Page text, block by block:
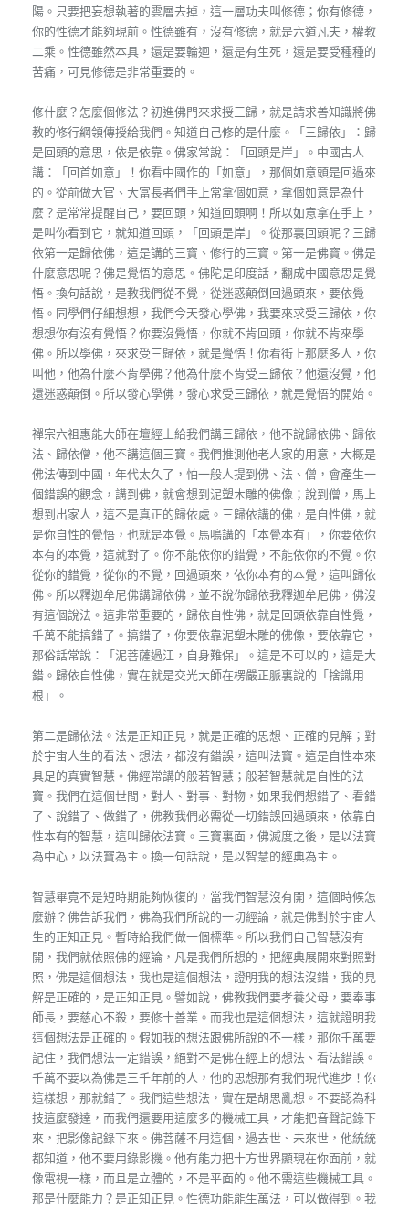
陽。只要把妄想執著的雲層去掉，這一層功夫叫修德；你有修德，
你的性德才能夠現前。性德雖有，沒有修德，就是六道凡夫，權教
二乘。性德雖然本具，還是要輪迴，還是有生死，還是要受種種的
苦痛，可見修德是非常重要的。
修什麼？怎麼個修法？初進佛門來求授三歸，就是請求善知識將佛
教的修行綱領傳授給我們。知道自己修的是什麼。「三歸依」：歸
是回頭的意思，依是依靠。佛家常說：「回頭是岸」。中國古人
講：「回首如意」！你看中國作的「如意」，那個如意頭是回過來
的。從前做大官、大富長者們手上常拿個如意，拿個如意是為什
麼？是常常提醒自己，要回頭，知道回頭啊！所以如意拿在手上，
是叫你看到它，就知道回頭，「回頭是岸」。從那裏回頭呢？三歸
依第一是歸依佛，這是講的三寶、修行的三寶。第一是佛寶。佛是
什麼意思呢？佛是覺悟的意思。佛陀是印度話，翻成中國意思是覺
悟。換句話說，是教我們從不覺，從迷惑顛倒回過頭來，要依覺
悟。同學們仔細想想，我們今天發心學佛，我要來求受三歸依，你
想想你有沒有覺悟？你要沒覺悟，你就不肯回頭，你就不肯來學
佛。所以學佛，來求受三歸依，就是覺悟！你看街上那麼多人，你
叫他，他為什麼不肯學佛？他為什麼不肯受三歸依？他還沒覺，他
還迷惑顛倒。所以發心學佛，發心求受三歸依，就是覺悟的開始。
禪宗六祖惠能大師在壇經上給我們講三歸依，他不說歸依佛、歸依
法、歸依僧，他不講這個三寶。我們推測他老人家的用意，大概是
佛法傳到中國，年代太久了，怕一般人提到佛、法、僧，會產生一
個錯誤的觀念，講到佛，就會想到泥塑木雕的佛像；說到僧，馬上
想到出家人，這不是真正的歸依處。三歸依講的佛，是自性佛，就
是你自性的覺悟，也就是本覺。馬鳴講的「本覺本有」，你要依你
本有的本覺，這就對了。你不能依你的錯覺，不能依你的不覺。你
從你的錯覺，從你的不覺，回過頭來，依你本有的本覺，這叫歸依
佛。所以釋迦牟尼佛講歸依佛，並不說你歸依我釋迦牟尼佛，佛沒
有這個說法。這非常重要的，歸依自性佛，就是回頭依靠自性覺，
千萬不能搞錯了。搞錯了，你要依靠泥塑木雕的佛像，要依靠它，
那俗話常說：「泥菩薩過江，自身難保」。這是不可以的，這是大
錯。歸依自性佛，實在就是交光大師在楞嚴正脈裏說的「捨識用
根」。
第二是歸依法。法是正知正見，就是正確的思想、正確的見解；對
於宇宙人生的看法、想法，都沒有錯誤，這叫法寶。這是自性本來
具足的真實智慧。佛經常講的般若智慧；般若智慧就是自性的法
寶。我們在這個世間，對人、對事、對物，如果我們想錯了、看錯
了、說錯了、做錯了，佛教我們必需從一切錯誤回過頭來，依靠自
性本有的智慧，這叫歸依法寶。三寶裏面，佛滅度之後，是以法寶
為中心，以法寶為主。換一句話說，是以智慧的經典為主。
智慧畢竟不是短時期能夠恢復的，當我們智慧沒有開，這個時候怎
麼辦？佛告訴我們，佛為我們所說的一切經論，就是佛對於宇宙人
生的正知正見。暫時給我們做一個標準。所以我們自己智慧沒有
開，我們就依照佛的經論，凡是我們所想的，把經典展開來對照對
照，佛是這個想法，我也是這個想法，證明我的想法沒錯，我的見
解是正確的，是正知正見。譬如說，佛教我們要孝養父母，要奉事
師長，要慈心不殺，要修十善業。而我也是這個想法，這就證明我
這個想法是正確的。假如我的想法跟佛所說的不一樣，那你千萬要
記住，我們想法一定錯誤，絕對不是佛在經上的想法、看法錯誤。
千萬不要以為佛是三千年前的人，他的思想那有我們現代進步！你
這樣想，那就錯了。我們這些想法，實在是胡思亂想。不要認為科
技這麼發達，而我們還要用這麼多的機械工具，才能把音聲記錄下
來，把影像記錄下來。佛菩薩不用這個，過去世、未來世，他統統
都知道，他不要用錄影機。他有能力把十方世界顯現在你面前，就
像電視一樣，而且是立體的，不是平面的。他不需這些機械工具。
那是什麼能力？是正知正見。性德功能能生萬法，可以做得到。我